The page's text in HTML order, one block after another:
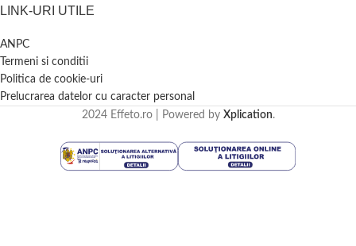
LINK-URI UTILE
ANPC
Termeni si conditii
Politica de cookie-uri
Prelucrarea datelor cu caracter personal
2024 Effeto.ro | Powered by Xplication.